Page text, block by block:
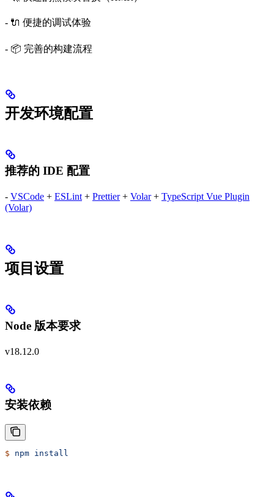
- 🔌 便捷的调试体验
- 📦 完善的构建流程
开发环境配置
推荐的 IDE 配置
- VSCode + ESLint + Prettier+ Volar+ TypeScript Vue Plugin
(Volar)
项目设置
Node 版本要求
v18.12.0
安装依赖
$ npm install